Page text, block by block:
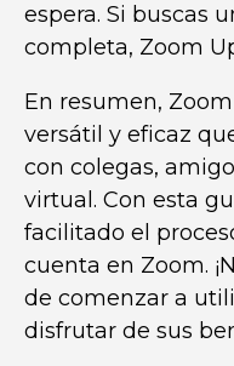
espera. Si buscas
completa, Zoom
En resumen,
versátil y eficaz
con colegas,
virtual. Con esta
facilitado el
cuenta en Zoom.
de comenzar a
disfrutar de sus